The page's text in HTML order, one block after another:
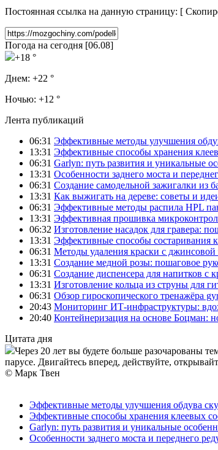
Постоянная ссылка на данную страницу: [
Погода на сегодня [06.08]
+18 °
Днем: +22 °
Ночью: +12 °
Лента публикаций
06:31 Эффективные методы улучшения
13:31 Эффективные способы хранения
06:31 Garlyn: путь развития и уникальные
13:31 Особенности заднего моста и
06:31 Создание самодельной зажигалки из
13:31 Как выжигать на дереве: советы и
06:31 Эффективные методы распила HPL
13:31 Эффективная прошивка
06:32 Изготовление насадок для гравера:
13:31 Эффективные способы состаривания
06:31 Методы удаления краски с джинсовой
13:31 Создание медной розы: пошаговое
06:31 Создание диспенсера для напитков с
13:31 Изготовление кольца из струны для
06:31 Обзор гироскопического тренажёра
20:43 Мониторинг ИТ-инфраструктуры:
20:40 Контейнеризация на основе Боцман:
Цитата дня
Через 20 лет вы будете больше разочарованы
парусе. Двигайтесь вперед, действуйте,
© Марк Твен
Эффективные методы улучшения обдува
Эффективные способы хранения клеевых
Garlyn: путь развития и уникальные
Особенности заднего моста и переднего